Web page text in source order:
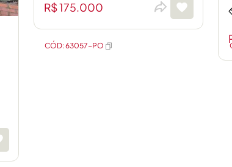
R$ 175.000
CÓD: 63057-PO